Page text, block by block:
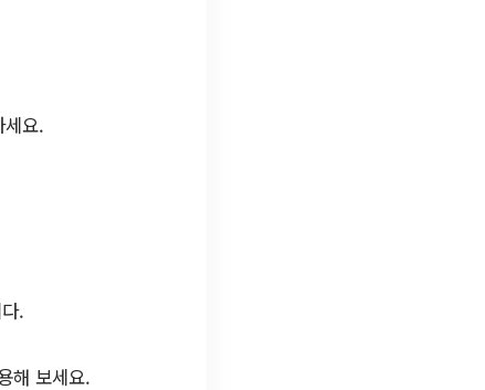
요.
.
해 보세요.